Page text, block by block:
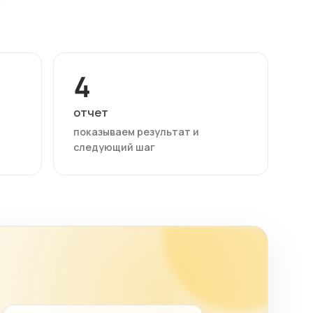
4
отчет
показываем результат и
следующий шаг